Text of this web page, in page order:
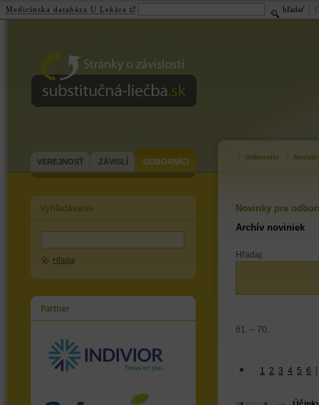
substitučná-liečba.sk
VEREJNOSŤ ZÁVISLÍ ODBORNÍCI
Hľadaj
Odborníci
Novinky pre
Archív noviniek
Hľadaj
61. – 70.
1 2 3 4 5 6 [
Medicínska databáza U Lekára hľadať